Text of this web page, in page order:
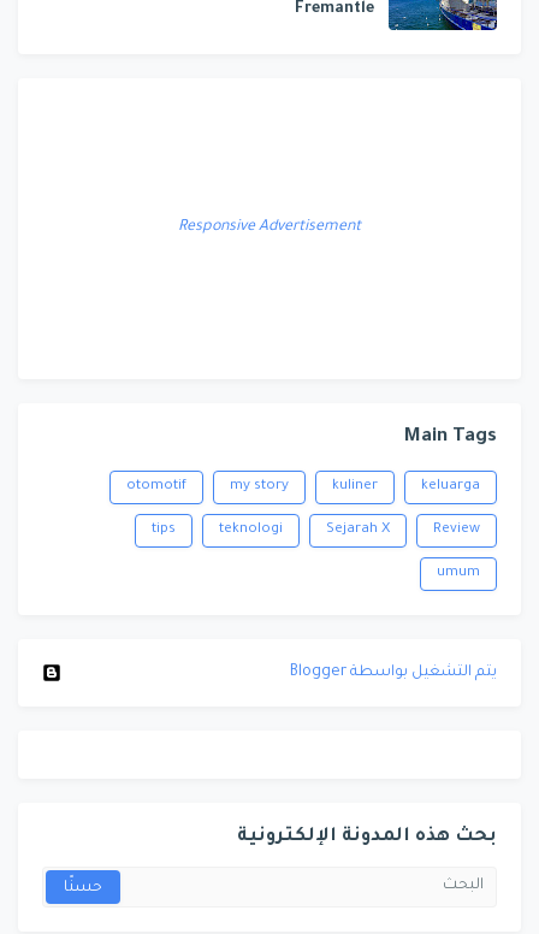
Fremantle
Responsive Advertisement
Main Tags
keluarga
kuliner
my story
otomotif
Review
Sejarah X
teknologi
tips
umum
‏يتم التشغيل بواسطة Blogger
بحث هذه المدونة الإلكترونية